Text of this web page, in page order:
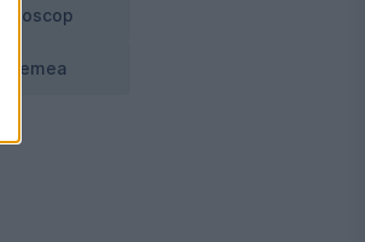
Horoscop
Vremea